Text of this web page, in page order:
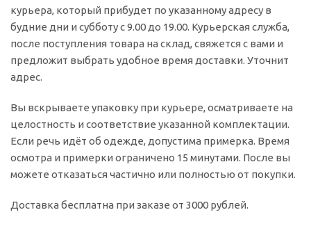
курьера, который прибудет по указанному адресу в
будние дни и субботу с 9.00 до 19.00. Курьерская служба,
после поступления товара на склад, свяжется с вами и
предложит выбрать удобное время доставки. Уточнит
адрес.
Вы вскрываете упаковку при курьере, осматриваете на
целостность и соответствие указанной комплектации.
Если речь идёт об одежде, допустима примерка. Время
осмотра и примерки ограничено 15 минутами. После вы
можете отказаться частично или полностью от покупки.
Доставка бесплатна при заказе от 3000 рублей.